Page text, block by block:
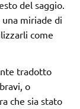
del saggio.
miriade di
come
tradotto
o
che sia stato